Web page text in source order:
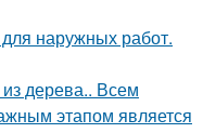
наружных работ.
дерева.. Всем
этапом является